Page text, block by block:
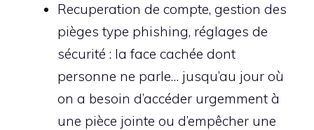
Recuperation de compte, gestion des
pièges type phishing, réglages de
sécurité : la face cachée dont
personne ne parle… jusqu’au jour où
on a besoin d’accéder urgemment à
une pièce jointe ou d’empêcher une